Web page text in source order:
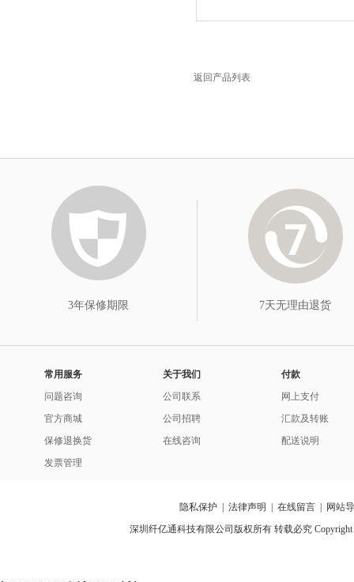
返回产品列表
3年保修期限 7天无理由退货
常用服务
问题咨询
官方商城
保修退换货
发票管理
关于我们
公司联系
公司招聘
在线咨询
付款
网上支付
汇款及转账
配送说明
隐私保护 法律声明 在线留言
网站
深圳纤亿通科技有限公司版权所有 转载必究